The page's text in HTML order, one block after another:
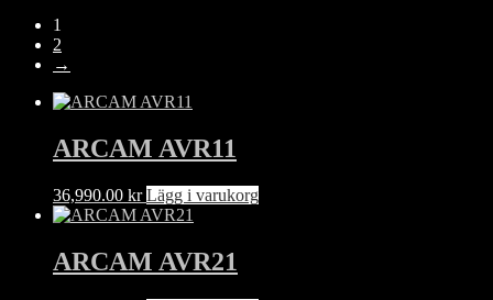
1
2
→
ARCAM AVR11
36,990.00 kr Lägg i varukorg
ARCAM AVR21